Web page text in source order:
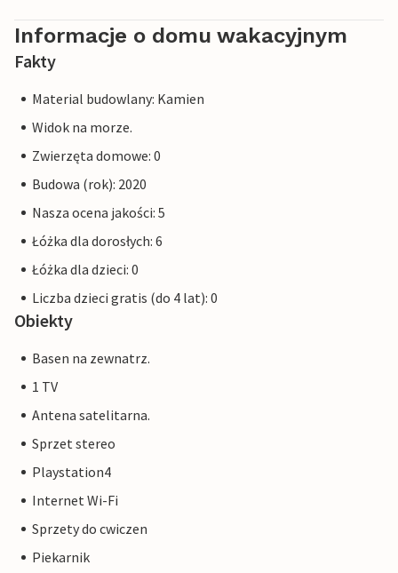
Informacje o domu wakacyjnym
Fakty
Material budowlany: Kamien
Widok na morze.
Zwierzęta domowe: 0
Budowa (rok): 2020
Nasza ocena jakości: 5
Łóżka dla dorosłych: 6
Łóżka dla dzieci: 0
Liczba dzieci gratis (do 4 lat): 0
Obiekty
Basen na zewnatrz.
1 TV
Antena satelitarna.
Sprzet stereo
Playstation4
Internet Wi-Fi
Sprzety do cwiczen
Piekarnik